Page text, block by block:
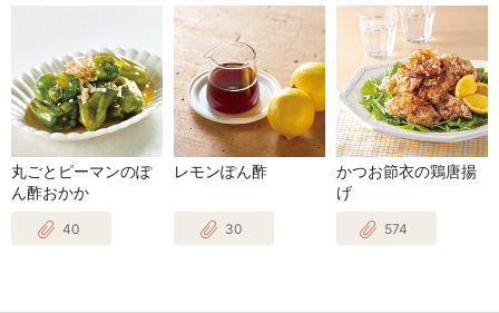
丸ごとピーマンのぽ
ん酢おかか
40
レモンぽん酢
30
かつお節衣の鶏唐揚
げ
574